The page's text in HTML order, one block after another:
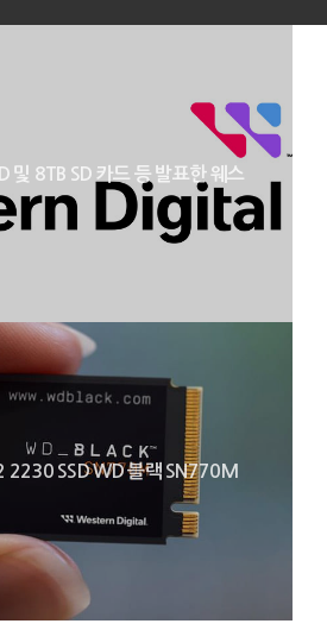
및 8TB SD 카드 등 발표한 웨스
2230 SSD WD 블랙 SN770M